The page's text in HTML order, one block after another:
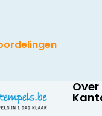
Over